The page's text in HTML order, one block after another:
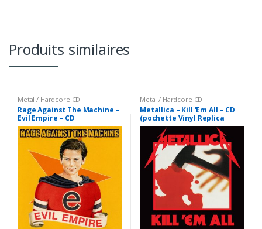
Produits similaires
Metal / Hardcore CD
Rage Against The Machine –
Evil Empire – CD
Metal / Hardcore CD
Metallica – Kill ‘Em All – CD
(pochette Vinyl Replica
Japon)